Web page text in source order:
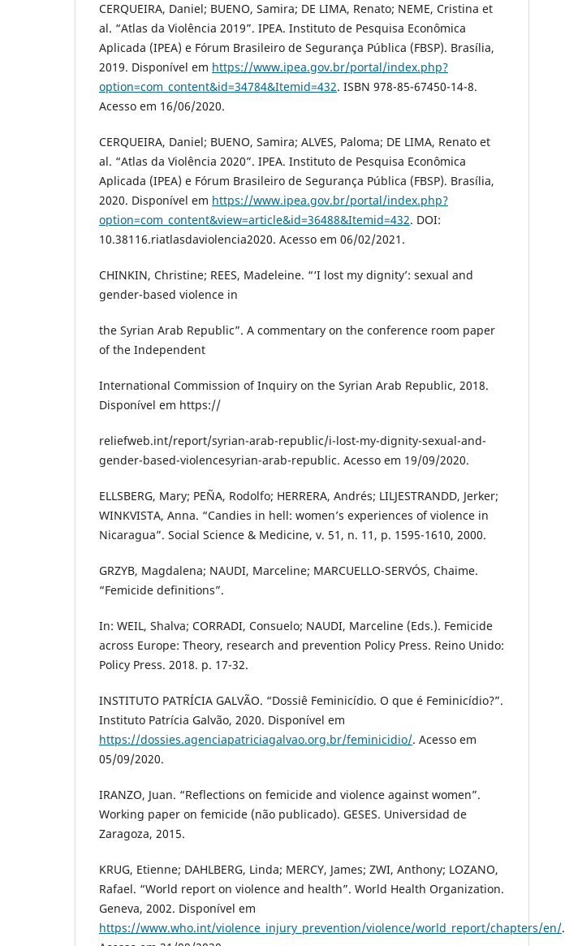
CERQUEIRA, Daniel; BUENO, Samira; DE LIMA, Renato; NEME, Cristina et
al. “Atlas da Violência 2019”. IPEA. Instituto de Pesquisa Econômica
Aplicada (IPEA) e Fórum Brasileiro de Segurança Pública (FBSP). Brasília,
2019. Disponível em https://www.ipea.gov.br/portal/index.php?
option=com_content&id=34784&Itemid=432. ISBN 978-85-67450-14-8.
Acesso em 16/06/2020.
CERQUEIRA, Daniel; BUENO, Samira; ALVES, Paloma; DE LIMA, Renato et
al. “Atlas da Violência 2020”. IPEA. Instituto de Pesquisa Econômica
Aplicada (IPEA) e Fórum Brasileiro de Segurança Pública (FBSP). Brasília,
2020. Disponível em https://www.ipea.gov.br/portal/index.php?
option=com_content&view=article&id=36488&Itemid=432. DOI:
10.38116.riatlasdaviolencia2020. Acesso em 06/02/2021.
CHINKIN, Christine; REES, Madeleine. “‘I lost my dignity’: sexual and
gender-based violence in
the Syrian Arab Republic”. A commentary on the conference room paper
of the Independent
International Commission of Inquiry on the Syrian Arab Republic, 2018.
Disponível em https://
reliefweb.int/report/syrian-arab-republic/i-lost-my-dignity-sexual-and-
gender-based-violencesyrian-arab-republic. Acesso em 19/09/2020.
ELLSBERG, Mary; PEÑA, Rodolfo; HERRERA, Andrés; LILJESTRANDD, Jerker;
WINKVISTA, Anna. “Candies in hell: women’s experiences of violence in
Nicaragua”. Social Science & Medicine, v. 51, n. 11, p. 1595-1610, 2000.
GRZYB, Magdalena; NAUDI, Marceline; MARCUELLO-SERVÓS, Chaime.
“Femicide definitions”.
In: WEIL, Shalva; CORRADI, Consuelo; NAUDI, Marceline (Eds.). Femicide
across Europe: Theory, research and prevention Policy Press. Reino Unido:
Policy Press. 2018. p. 17-32.
INSTITUTO PATRÍCIA GALVÃO. “Dossiê Feminicídio. O que é Feminicídio?”.
Instituto Patrícia Galvão, 2020. Disponível em
https://dossies.agenciapatriciagalvao.org.br/feminicidio/. Acesso em
05/09/2020.
IRANZO, Juan. “Reflections on femicide and violence against women”.
Working paper on femicide (não publicado). GESES. Universidad de
Zaragoza, 2015.
KRUG, Etienne; DAHLBERG, Linda; MERCY, James; ZWI, Anthony; LOZANO,
Rafael. “World report on violence and health”. World Health Organization.
Geneva, 2002. Disponível em
https://www.who.int/violence_injury_prevention/violence/world_report/chapters/en/.